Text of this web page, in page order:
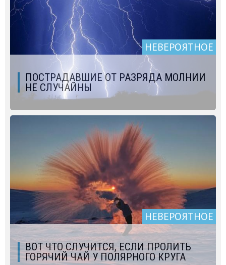
НЕВЕРОЯТНОЕ
ПОСТРАДАВШИЕ ОТ РАЗРЯДА МОЛНИИ
НЕ СЛУЧАЙНЫ
НЕВЕРОЯТНОЕ
ВОТ ЧТО СЛУЧИТСЯ, ЕСЛИ ПРОЛИТЬ
ГОРЯЧИЙ ЧАЙ У ПОЛЯРНОГО КРУГА